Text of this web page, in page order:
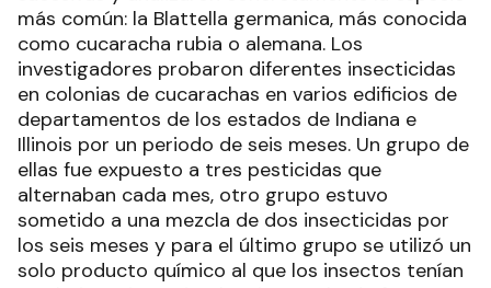
más común: la Blattella germanica, más conocida
como cucaracha rubia o alemana. Los
investigadores probaron diferentes insecticidas
en colonias de cucarachas en varios edificios de
departamentos de los estados de Indiana e
Illinois por un periodo de seis meses. Un grupo de
ellas fue expuesto a tres pesticidas que
alternaban cada mes, otro grupo estuvo
sometido a una mezcla de dos insecticidas por
los seis meses y para el último grupo se utilizó un
solo producto químico al que los insectos tenían